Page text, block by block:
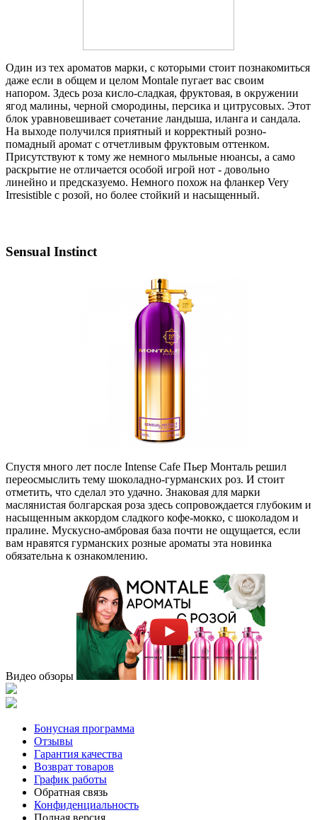
Один из тех ароматов марки, с которыми стоит познакомиться
даже если в общем и целом Montale пугает вас своим
напором. Здесь роза кисло-сладкая, фруктовая, в окружении
ягод малины, черной смородины, персика и цитрусовых. Этот
блок уравновешивает сочетание ландыша, иланга и сандала.
На выходе получился приятный и корректный розно-
помадный аромат с отчетливым фруктовым оттенком.
Присутствуют к тому же немного мыльные нюансы, а само
раскрытие не отличается особой игрой нот - довольно
линейно и предсказуемо. Немного похож на фланкер Very
Irresistible с розой, но более стойкий и насыщенный.
Sensual Instinct
Спустя много лет после Intense Cafe Пьер Монталь решил
переосмыслить тему шоколадно-гурманских роз. И стоит
отметить, что сделал это удачно. Знаковая для марки
маслянистая болгарская роза здесь сопровождается глубоким и
насыщенным аккордом сладкого кофе-мокко, с шоколадом и
пралине. Мускусно-амбровая база почти не ощущается, если
вам нравятся гурманских розные ароматы эта новинка
обязательна к ознакомлению.
Видео обзоры
Бонусная программа
Отзывы
Гарантия качества
Возврат товаров
График работы
Обратная связь
Конфиденциальность